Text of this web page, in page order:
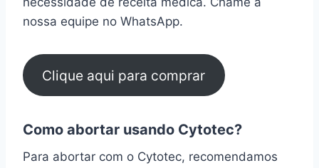
nossa equipe no WhatsApp.
Clique aqui para comprar
Como abortar usando Cytotec?
Para abortar com o Cytotec, recomendamos